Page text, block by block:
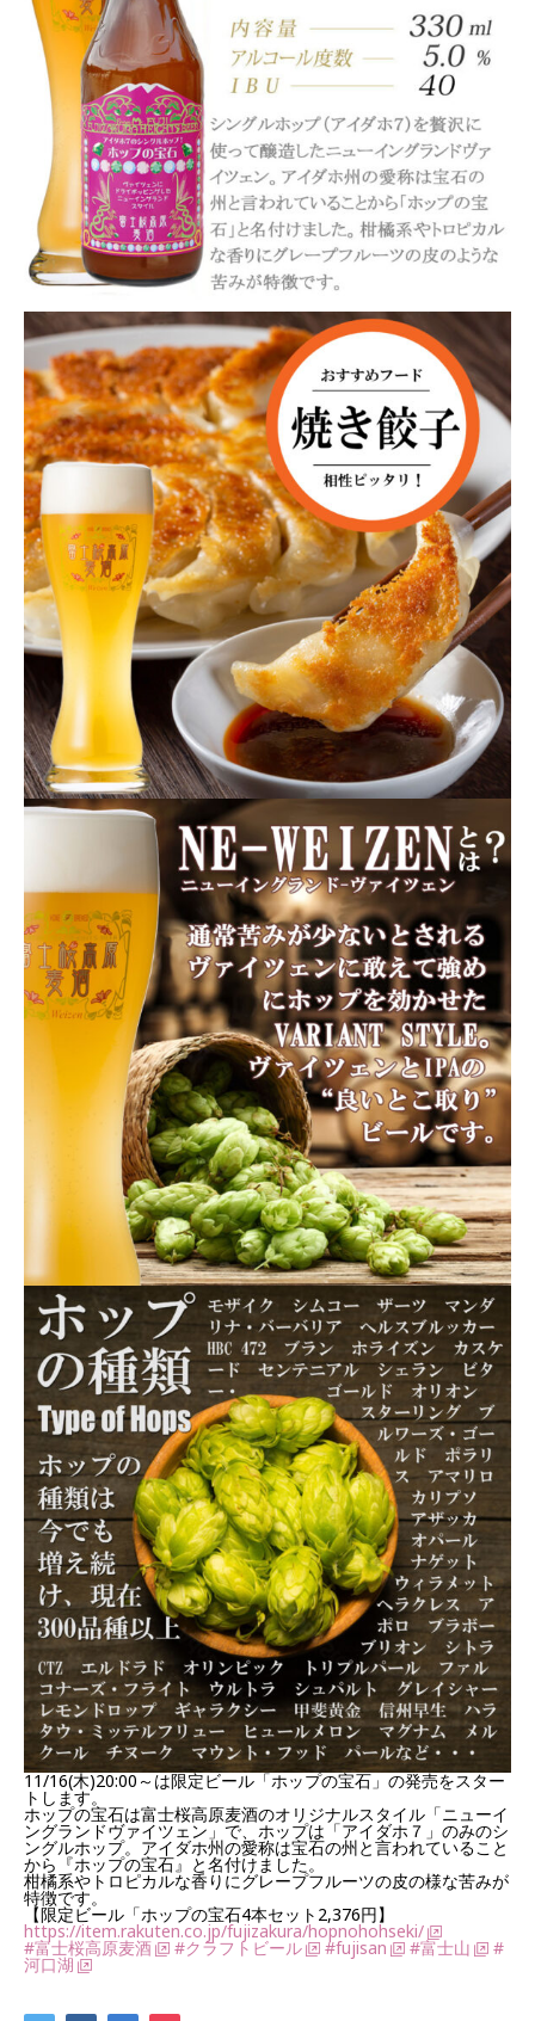
11/16(木)20:00～は限定ビール「ホップの宝石」の発売をスター
トします。
ホップの宝石は富士桜高原麦酒のオリジナルスタイル「ニューイ
ングランドヴァイツェン」で、ホップは「アイダホ７」のみのシ
ングルホップ。アイダホ州の愛称は宝石の州と言われていること
から『ホップの宝石』と名付けました。
柑橘系やトロピカルな香りにグレープフルーツの皮の様な苦みが
特徴です。
【限定ビール「ホップの宝石4本セット2,376円】
https://item.rakuten.co.jp/fujizakura/hopnohohseki/
#富士桜高原麦酒 #クラフトビール #fujisan #富士山 #
河口湖